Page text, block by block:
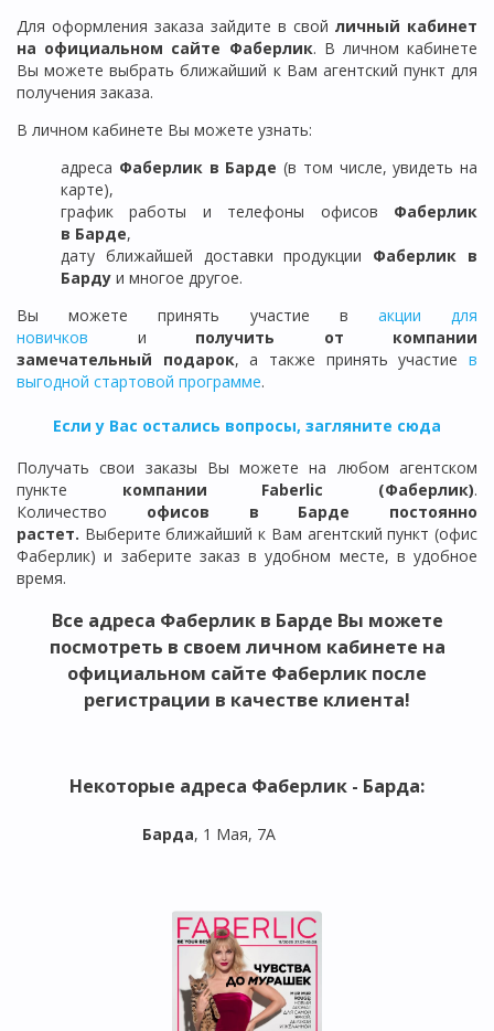
Для оформления заказа зайдите в свой личный кабинет
на официальном сайте Фаберлик. В личном кабинете
Вы можете выбрать ближайший к Вам агентский пункт для
получения заказа.
В личном кабинете Вы можете узнать:
адреса Фаберлик в Барде (в том числе, увидеть на
карте),
график работы и телефоны офисов Фаберлик
в Барде,
дату ближайшей доставки продукции Фаберлик в
Барду и многое другое.
Вы можете принять участие в акции для
новичков и получить от компании
замечательный подарок, а также принять участиев
выгодной стартовой программе.
Если у Вас остались вопросы, загляните сюда
Получать свои заказы Вы можете на любом агентском
пункте компании Faberlic (Фаберлик).
Количество офисов в Барде постоянно
растет. Выберите ближайший к Вам агентский пункт (офис
Фаберлик) и заберите заказ в удобном месте, в удобное
время.
Все адреса Фаберлик в Барде Вы можете
посмотреть в своем личном кабинете на
официальном сайте Фаберлик после
регистрации в качестве клиента!
Некоторые адреса Фаберлик - Барда:
Барда, 1 Мая, 7А